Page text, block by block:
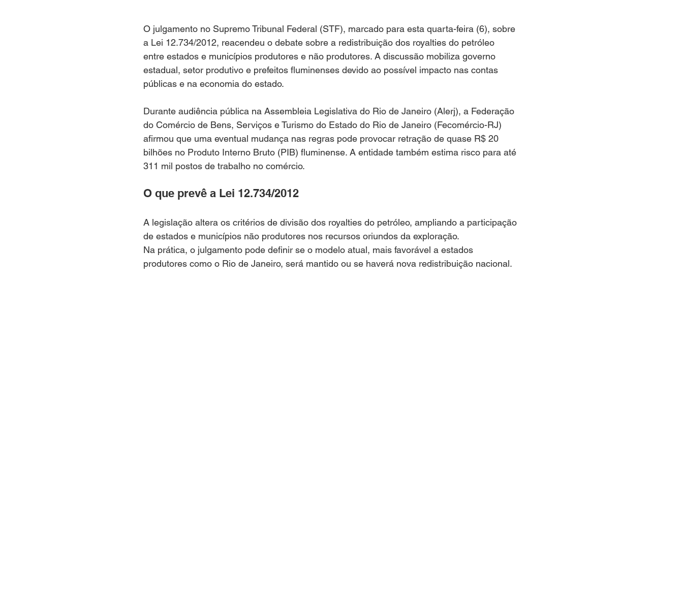
O julgamento no Supremo Tribunal Federal (STF), marcado para esta quarta-feira (6), sobre
a Lei 12.734/2012, reacendeu o debate sobre a redistribuição dos royalties do petróleo
entre estados e municípios produtores e não produtores. A discussão mobiliza governo
estadual, setor produtivo e prefeitos fluminenses devido ao possível impacto nas contas
públicas e na economia do estado.
Durante audiência pública na Assembleia Legislativa do Rio de Janeiro (Alerj), a Federação
do Comércio de Bens, Serviços e Turismo do Estado do Rio de Janeiro (Fecomércio-RJ)
afirmou que uma eventual mudança nas regras pode provocar retração de quase R$ 20
bilhões no Produto Interno Bruto (PIB) fluminense. A entidade também estima risco para até
311 mil postos de trabalho no comércio.
O que prevê a Lei 12.734/2012
A legislação altera os critérios de divisão dos royalties do petróleo, ampliando a participação
de estados e municípios não produtores nos recursos oriundos da exploração.
Na prática, o julgamento pode definir se o modelo atual, mais favorável a estados
produtores como o Rio de Janeiro, será mantido ou se haverá nova redistribuição nacional.